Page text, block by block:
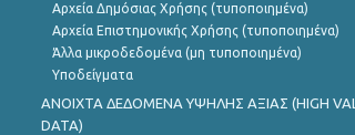
Αρχεία Δημόσιας Χρήσης (τυποποιημένα)
Αρχεία Επιστημονικής Χρήσης (τυποποιημένα)
Άλλα μικροδεδομένα (μη τυποποιημένα)
Υποδείγματα
ANOIXTA ΔΕΔΟΜΕΝΑ ΥΨΗΛΗΣ ΑΞΙΑΣ (HIGH
DATA)